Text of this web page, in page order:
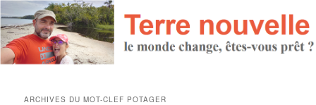
ARCHIVES DU MOT-CLEF POTAGER